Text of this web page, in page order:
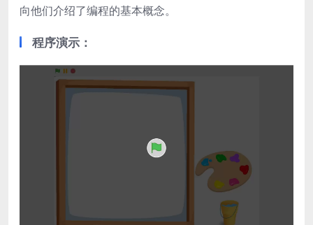
向他们介绍了编程的基本概念。
程序演示 ：